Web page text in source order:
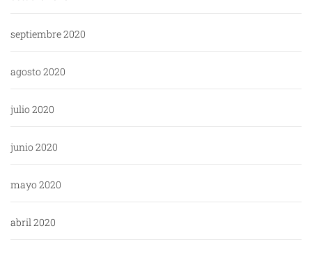
septiembre 2020
agosto 2020
julio 2020
junio 2020
mayo 2020
abril 2020